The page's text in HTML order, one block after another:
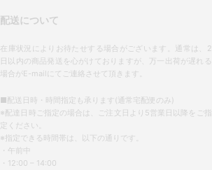
配送について
在庫状況によりお待たせする場合がございます。通常は、2
日以内の商品発送を心がけておりますが、万一出荷が遅れる
場合がE-mailにてご連絡させて頂きます。
■配送日時・時間指定も承ります(通常宅配便のみ)
※配達日時ご指定の場合は、ご注文日より5営業日以降をご指
定ください。
※指定できる時間帯は、以下の通りです。
・午前中
・12:00 – 14:00